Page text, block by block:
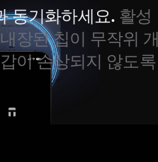
동기화하세요. 활성
장된 칩이 무작위 개
이 손상되지 않도록